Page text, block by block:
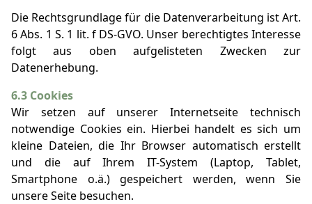
Die Rechtsgrundlage für die Datenverarbeitung ist Art.
6 Abs. 1 S. 1 lit. f DS-GVO. Unser berechtigtes Interesse
folgt aus oben aufgelisteten Zwecken zur
Datenerhebung.
6.3 Cookies
Wir setzen auf unserer Internetseite technisch
notwendige Cookies ein. Hierbei handelt es sich um
kleine Dateien, die Ihr Browser automatisch erstellt
und die auf Ihrem IT-System (Laptop, Tablet,
Smartphone o.ä.) gespeichert werden, wenn Sie
unsere Seite besuchen.